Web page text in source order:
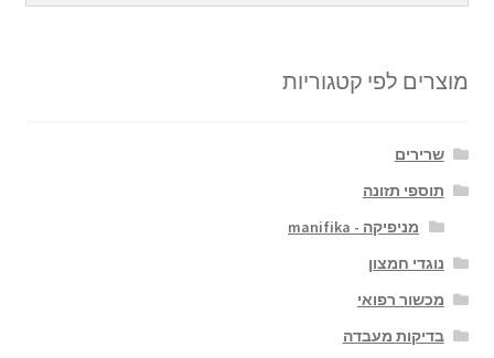
מוצרים לפי קטגוריות
שרירים
תוספי תזונה
מניפיקה - manifika
נוגדי חמצון
מכשור רפואי
בדיקות מעבדה